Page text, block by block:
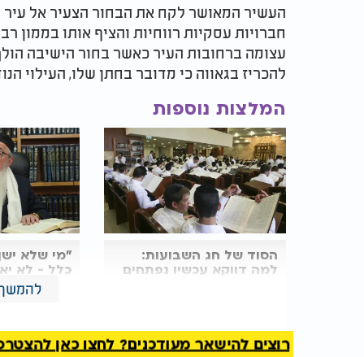
העשיר המאושר לקח את הבחור הצעיר אל עיר
חברויות עסקיות רווחיות והציף אותו בממון
עצומה ברחובות העיר כאשר בחור הישיבה
להכריז בגאווה כי מדובר בחתן שלו, העילוי
המלצות נוספות
הסוד של חג השבועות:
למה דווקא עכשיו נפתחים
"מי שלא
כלל - לא
נזק":
מגלה את
לאחר שחלפו כשישה או שבעה חודשים, החליט
רוצים להישאר מעודכנים? לחצו כאן להצטרפות